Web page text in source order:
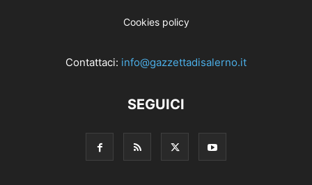
Cookies policy
Contattaci: info@gazzettadisalerno.it
SEGUICI